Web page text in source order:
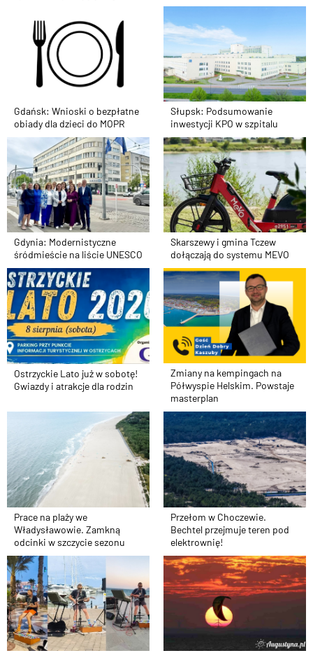
Gdańsk: Wnioski o bezpłatne
obiady dla dzieci do MOPR
Słupsk: Podsumowanie
inwestycji KPO w szpitalu
Gdynia: Modernistyczne
śródmieście na liście UNESCO
Skarszewy i gmina Tczew
dołączają do systemu MEVO
Ostrzyckie Lato już w sobotę!
Gwiazdy i atrakcje dla rodzin
Zmiany na kempingach na
Półwyspie Helskim. Powstaje
masterplan
Prace na plaży we
Władysławowie. Zamkną
odcinki w szczycie sezonu
Przełom w Choczewie.
Bechtel przejmuje teren pod
elektrownię!